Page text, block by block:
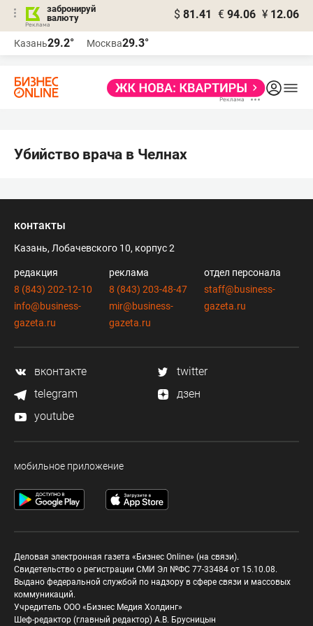
забронируй
валюту
$ 81.41 € 94.06 ¥ 12.06
Казань29.2° Москва29.3°
Убийство врача в Челнах
контакты
Казань, Лобачевского 10, корпус 2
редакция
8 (843) 202-12-10
info@business-
gazeta.ru
реклама
8 (843) 203-48-47
mir@business-
gazeta.ru
отдел персонала
staff@business-
gazeta.ru
вконтакте
twitter
telegram
дзен
youtube
мобильное приложение
Деловая электронная газета «Бизнес Online» (на связи).
Свидетельство о регистрации СМИ Эл №ФС 77-33484 от 15.10.08.
Выдано федеральной службой по надзору в сфере связи и массовых
коммуникаций.
Учредитель ООО «Бизнес Медия Холдинг»
Шеф-редактор (главный редактор) А.В. Брусницын